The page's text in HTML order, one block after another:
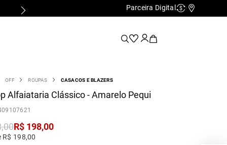
PARCELAMENTO EM ATÉ 10x SEM JUROS
Parceira Digital Cashback
OFF ROUPAS CASACOS E BLAZERS
Alfaiataria Clássico - Amarelo Pequi
,00R$ 198,00
R$ 198,00